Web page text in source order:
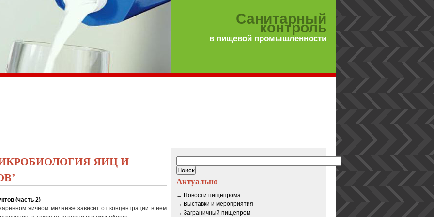
Санитарный
контроль
в пищевой промышленности
ЯИЦ И
(часть 2)
яичном меланже зависит от концентрации в нем
Актуально
→ Новости пищепрома
→ Выставки и мероприятия
→ Заграничный пищепром